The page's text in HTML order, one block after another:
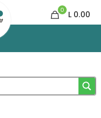
0 L 0.00